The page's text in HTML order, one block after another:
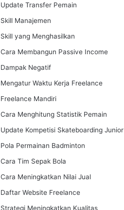
Update Transfer Pemain
Skill Manajemen
Skill yang Menghasilkan
Cara Membangun Passive Income
Dampak Negatif
Mengatur Waktu Kerja Freelance
Freelance Mandiri
Cara Menghitung Statistik Pemain
Update Kompetisi Skateboarding Junior
Pola Permainan Badminton
Cara Tim Sepak Bola
Cara Meningkatkan Nilai Jual
Daftar Website Freelance
Strategi Meningkatkan Kualitas